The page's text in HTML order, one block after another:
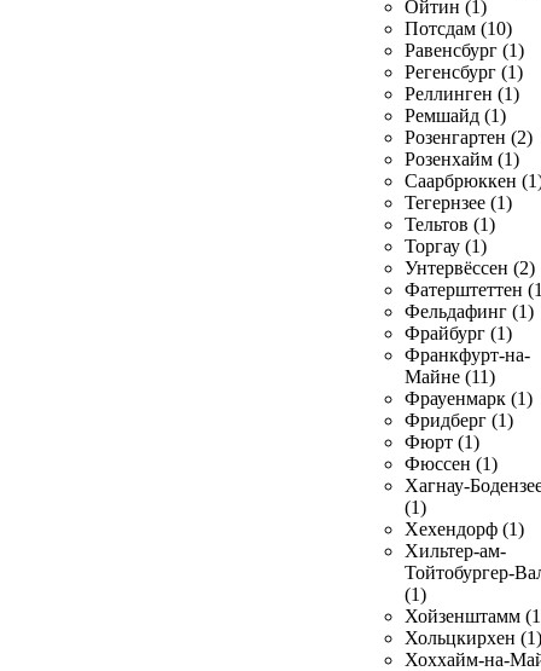
Ойтин (1)
Потсдам (10)
Равенсбург (1)
Регенсбург (1)
Реллинген (1)
Ремшайд (1)
Розенгартен (2)
Розенхайм (1)
Саарбрюккен
Тегернзее (1)
Тельтов (1)
Торгау (1)
Унтервёссен (2)
Фатерштеттен
Фельдафинг (1)
Фрайбург (1)
Франкфурт-на-
Майне (11)
Фрауенмарк (1)
Фридберг (1)
Фюрт (1)
Фюссен (1)
Хагнау-
(1)
Хехендорф (1)
Хильтер-ам-
Тойтобургер-
(1)
Хойзенштамм
Хольцкирхен (1)
Хоххайм-на-